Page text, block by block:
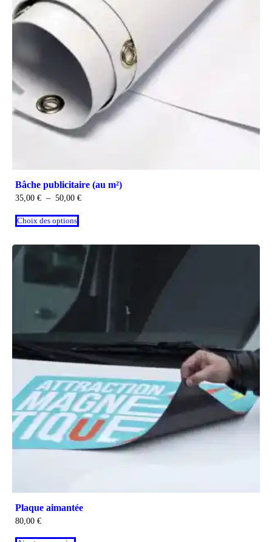
Bâche publicitaire (au m²)
35,00 € – 50,00 €
Choix des options
Plaque aimantée
80,00 €